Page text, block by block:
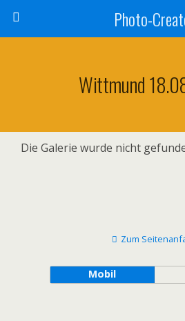
Photo-
Wittmund
Die Galerie wurde nicht
Zum
Mobil